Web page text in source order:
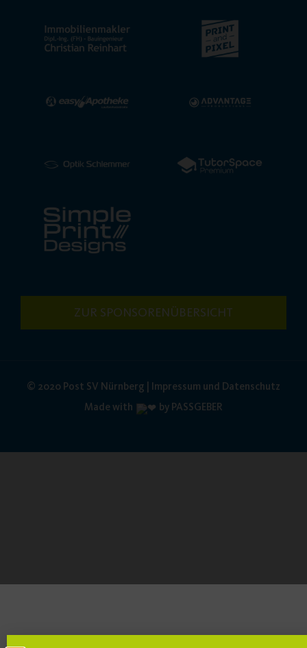
ZUR SPONSORENÜBERSICHT
© 2020 Post SV Nürnberg | Impressum und Datenschutz
Made with
by PASSGEBER